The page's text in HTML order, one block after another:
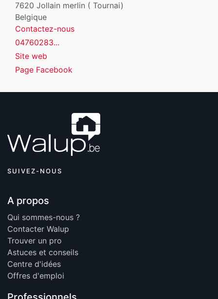
7620 Jollain merlin ( Tournai)
Belgique
Contactez-nous
04760283...
Site web
Page Facebook
SUIVEZ-NOUS
A propos
Qui sommes-nous ?
Contacter Walup
Trouver un pro
Astuces et conseils
Centre d'idées
Offres d'emploi